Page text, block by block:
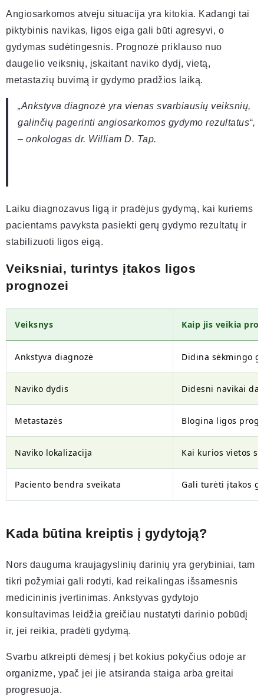
Angiosarkomos atveju situacija yra kitokia. Kadangi tai
piktybinis navikas, ligos eiga gali būti agresyvi, o
gydymas sudėtingesnis. Prognozė priklauso nuo
daugelio veiksnių, įskaitant naviko dydį, vietą,
metastazių buvimą ir gydymo pradžios laiką.
„Ankstyva diagnozė yra vienas svarbiausių veiksnių,
galinčių pagerinti angiosarkomos gydymo rezultatus“,
– onkologas dr. William D. Tap.
Laiku diagnozavus ligą ir pradėjus gydymą, kai kuriems
pacientams pavyksta pasiekti gerų gydymo rezultatų ir
stabilizuoti ligos eigą.
Veiksniai, turintys įtakos ligos
prognozei
Veiksnys Kaip jis veikia
Ankstyva diagnozė Didina sėkmingo
Naviko dydis Didesni navikai
Metastazės Blogina ligos
Naviko lokalizacija Kai kurios vietos
Paciento bendra sveikata Gali turėti įtakos
Kada būtina kreiptis į gydytoją?
Nors dauguma kraujagyslinių darinių yra gerybiniai, tam
tikri požymiai gali rodyti, kad reikalingas išsamesnis
medicininis įvertinimas. Ankstyvas gydytojo
konsultavimas leidžia greičiau nustatyti darinio pobūdį
ir, jei reikia, pradėti gydymą.
Svarbu atkreipti dėmesį į bet kokius pokyčius odoje ar
organizme, ypač jei jie atsiranda staiga arba greitai
progresuoja.